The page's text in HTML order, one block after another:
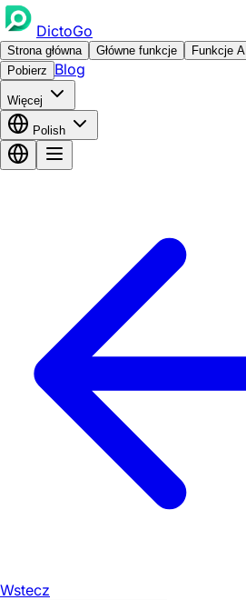
DictoGo
Strona główna Główne funkcje Funkcje AI
Pobierz
Blog
Więcej
Polish
Wstecz